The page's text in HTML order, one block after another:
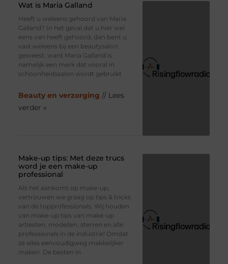
Wat is Maria Galland
Heeft u weleens gehoord van Maria
Galland? In het geval dat u hier wel
eens van heeft gehoord, dan bent u
vast weleens bij een beautysalon
geweest, want Maria Galland is
namelijk een merk dat vooral in
schoonheidssalon wordt gebruikt
Beauty en verzorging // Lees
verder »
Make-up tips: Met deze trucs
word je een make-up
professional
Als het aankomt op make-up,
vertrouwen we graag op tips & tricks
van de topprofessionals. Wij houden
van make-up tips van make-up
artiesten, modellen, sterren en alle
professionals in de industrie! Omdat
ze alles eenvoudigweg makkelijker
maken. De besten in